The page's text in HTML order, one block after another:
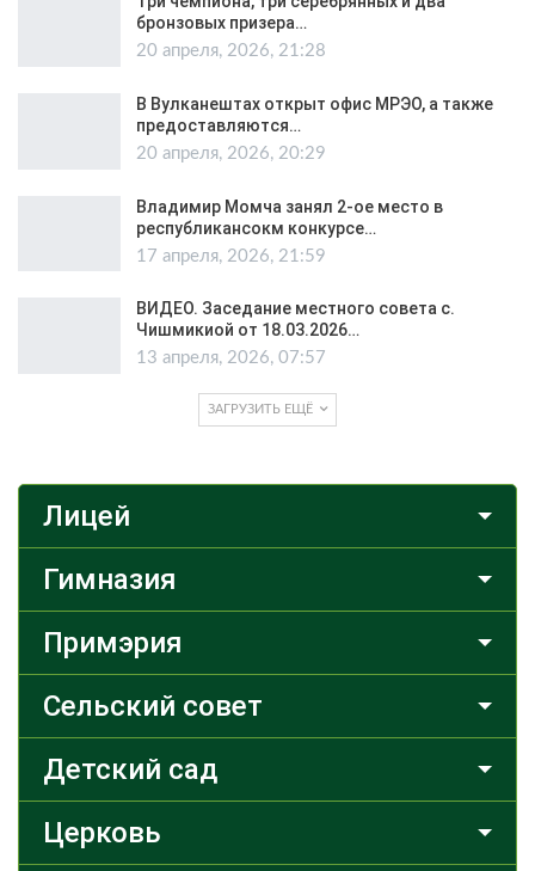
бронзовых призера…
20 апреля, 2026, 21:28
В Вулканештах открыт офис МРЭО, а также
предоставляются…
20 апреля, 2026, 20:29
Владимир Момча занял 2-ое место в
республикансокм конкурсе…
17 апреля, 2026, 21:59
ВИДЕО. Заседание местного совета с.
Чишмикиой от 18.03.2026…
13 апреля, 2026, 07:57
ЗАГРУЗИТЬ ЕЩЁ
Лицей
Гимназия
Примэрия
Сельский совет
Детский сад
Церковь